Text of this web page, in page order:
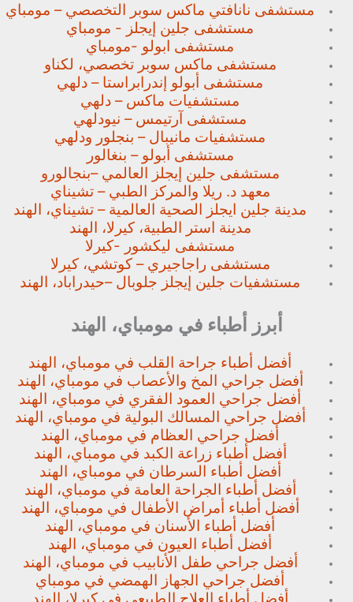
مستشفى نانافتي ماكس سوبر التخصصي – مومباي
مستشفى جلين إيجلز - مومباي
مستشفى ابولو -مومباي
مستشفى ماكس سوبر تخصصي، لكناو
مستشفى أبولو إندرابراستا – دلهي
مستشفيات ماكس – دلهي
مستشفى آرتيمس – نيودلهي
مستشفيات مانيبال – بنجلور ودلهي
مستشفى أبولو – بنغالور
مستشفى جلين إيجلز العالمي –بنجالورو
معهد د. ريلا والمركز الطبي – تشيناي
مدينة جلين ايجلز الصحية العالمية – تشيناي، الهند
مدينة استر الطبية، كيرلا، الهند
مستشفى ليكشور -كيرلا
مستشفى راجاجيري – كوتشي، كيرلا
مستشفيات جلين إيجلز جلوبال –حيدراباد، الهند
أبرز أطباء في مومباي، الهند
أفضل أطباء جراحة القلب في مومباي، الهند
أفضل جراحي المخ والأعصاب في مومباي، الهند
أفضل جراحي العمود الفقري في مومباي، الهند
أفضل جراحي المسالك البولية في مومباي، الهند
أفضل جراحي العظام في مومباي، الهند
أفضل أطباء زراعة الكبد في مومباي، الهند
أفضل أطباء السرطان في مومباي، الهند
أفضل أطباء الجراحة العامة في مومباي، الهند
أفضل أطباء أمراض الأطفال في مومباي، الهند
أفضل أطباء الأسنان في مومباي، الهند
أفضل أطباء العيون في مومباي، الهند
أفضل جراحي طفل الأنابيب في مومباي، الهند
أفضل جراحي الجهاز الهمضي في مومباي